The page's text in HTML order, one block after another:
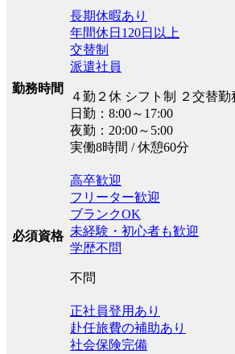
勤務時間
長期休暇あり
年間休日120日以上
交替制
派遣社員
４勤２休 シフト制 ２交替勤
日勤：8:00～17:00
夜勤：20:00～5:00
実働8時間 / 休憩60分
必須資格
高卒歓迎
フリーター歓迎
ブランクOK
未経験・初心者も歓迎
学歴不問
不問
正社員登用あり
赴任旅費の補助あり
社会保険完備